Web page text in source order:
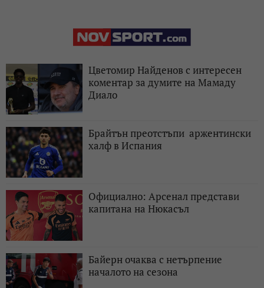
Цветомир Найденов с интересен
коментар за думите на Мамаду
Диало
Брайтън преотстъпи аржентински
халф в Испания
Официално: Арсенал представи
капитана на Нюкасъл
Байерн очаква с нетърпение
началото на сезона